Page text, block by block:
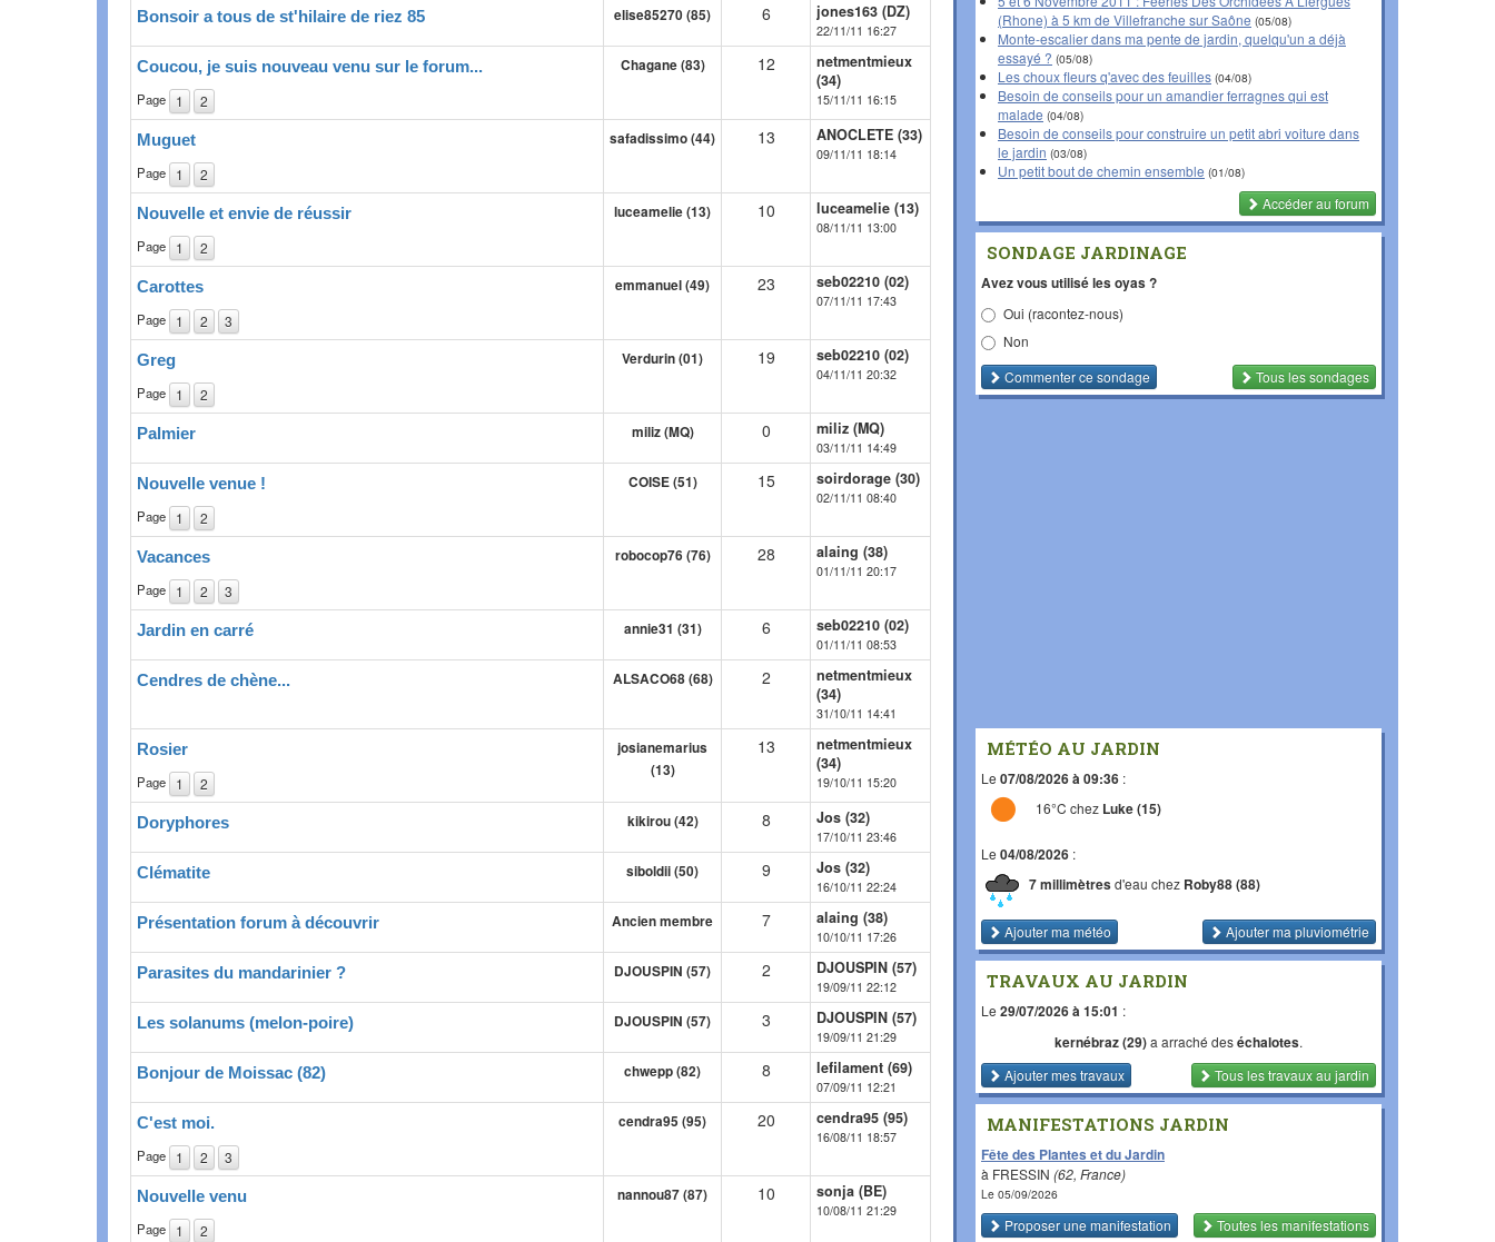
Bonsoir a tous de st'hilaire de riez 85 elise85270 (85) 6 jones163 (DZ)
22/11/11 16:27
Coucou, je suis nouveau venu sur le forum...
Page 1 2
Chagane (83) 12
netmentmieux
(34)
15/11/11 16:15
Muguet
Page 1 2
safadissimo (44) 13 ANOCLETE (33)
09/11/11 18:14
Nouvelle et envie de réussir
Page 1 2
luceamelie (13) 10 luceamelie (13)
08/11/11 13:00
Carottes
Page 1 2 3
emmanuel (49) 23 seb02210 (02)
07/11/11 17:43
Greg
Page 1 2
Verdurin (01) 19 seb02210 (02)
04/11/11 20:32
Palmier miliz (MQ) 0 miliz (MQ)
03/11/11 14:49
Nouvelle venue !
Page 1 2
COISE (51) 15 soirdorage (30)
02/11/11 08:40
Vacances
Page 1 2 3
robocop76 (76) 28 alaing (38)
01/11/11 20:17
Jardin en carré annie31 (31) 6 seb02210 (02)
01/11/11 08:53
Cendres de chène... ALSACO68 (68) 2
netmentmieux
(34)
31/10/11 14:41
Rosier
Page 1 2
josianemarius
(13)
13
netmentmieux
(34)
19/10/11 15:20
Doryphores kikirou (42) 8 Jos (32)
17/10/11 23:46
Clématite siboldii (50) 9 Jos (32)
16/10/11 22:24
Présentation forum à découvrir Ancien membre 7 alaing (38)
10/10/11 17:26
Parasites du mandarinier ? DJOUSPIN (57) 2 DJOUSPIN (57)
19/09/11 22:12
Les solanums (melon-poire) DJOUSPIN (57) 3 DJOUSPIN (57)
19/09/11 21:29
Bonjour de Moissac (82) chwepp (82) 8 lefilament (69)
07/09/11 12:21
C'est moi.
Page 1 2 3
cendra95 (95) 20 cendra95 (95)
16/08/11 18:57
Nouvelle venu
Page 1 2
nannou87 (87) 10 sonja (BE)
10/08/11 21:29
(Rhone) à 5 km de Villefranche sur Saône (05/08)
Monte-escalier dans ma pente de jardin, quelqu'un a déjà
essayé ? (05/08)
Les choux fleurs q'avec des feuilles (04/08)
Besoin de conseils pour un amandier ferragnes qui est
malade (04/08)
Besoin de conseils pour construire un petit abri voiture dans
le jardin (03/08)
Un petit bout de chemin ensemble (01/08)
Accéder au forum
SONDAGE JARDINAGE
Avez vous utilisé les oyas ?
Oui (racontez-nous)
Non
Commenterce sondage Tous les sondages
MÉTÉO AU JARDIN
Le 07/08/2026 à 09:36 :
16°C chez Luke (15)
Le 04/08/2026 :
7 millimètresd'eau chez Roby88 (88)
Ajouter ma météo Ajouter ma pluviométrie
TRAVAUX AU JARDIN
Le 29/07/2026 à 15:01 :
kernébraz (29)a arraché deséchalotes.
Ajouter mes travaux
Tous les travauxau jardin
MANIFESTATIONS JARDIN
Fête des Plantes et du Jardin
à FRESSIN (62, France)
Le 05/09/2026
Proposer une manifestation Toutes les manifestations